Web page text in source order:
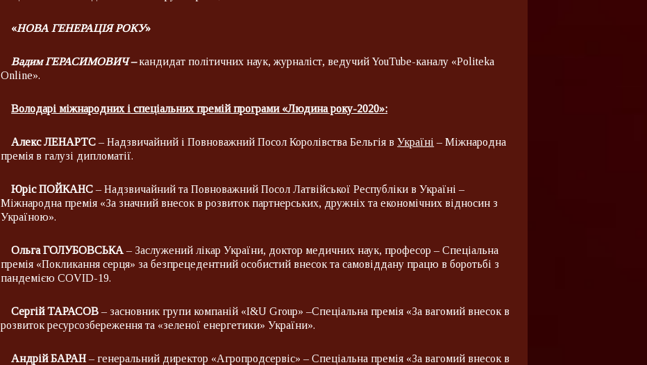
«НОВА ГЕНЕРАЦІЯ РОКУ»
Вадим ГЕРАСИМОВИЧ –кандидат політичних наук, журналіст, ведучий YouTube-каналу «Politeka
Online».
Володарі міжнародних і спеціальних премій програми «Людина року-2020»:
Алекс ЛЕНАРТС – Надзвичайний і Повноважний Посол Королівства Бельгія вУкраїні – Міжнародна
премія в галузі дипломатії.
Юріс ПОЙКАНС – Надзвичайний та Повноважний Посол Латвійської Республіки в Україні –
Міжнародна премія «За значний внесок в розвиток партнерських, дружніх та економічних відносин з
Україною».
Ольга ГОЛУБОВСЬКА– Заслужений лікар України, доктор медичних наук, професор – Спеціальна
премія «Покликання серця» за безпрецедентний особистий внесок та самовіддану працю в боротьбі з
пандемією COVID-19.
Сергій ТАРАСОВ – засновник групи компаній «I&U Group» –Спеціальна премія «За вагомий внесок в
розвиток ресурсозбереження та «зеленої енергетики» України».
Андрій БАРАН– генеральний директор «Агропродсервіс» – Спеціальна премія «За вагомий внесок в